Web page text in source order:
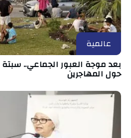
عالمية
بعد موجة العبور الجماعي.. سبتة
حول المهاجرين